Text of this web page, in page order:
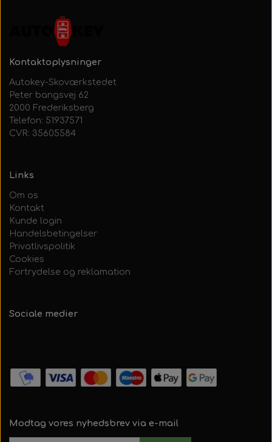
Kontaktoplysninger
Autokey-Skoværkstedet
Peter bangsvej 62
2000 Frederiksberg
Telefon: 51937571
CVR: 35605584
Links
Om os
Kontakt
Kunde login
Handelsbetingelser
Privatlivspolitik
Cookies
Fortrydelse og reklamation
Sociale medier
Modtag vores nyhedsbrev via e-mail